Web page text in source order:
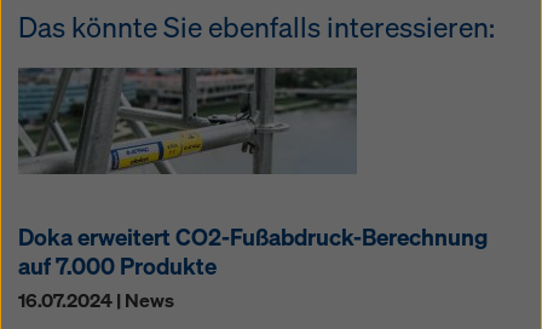
Das könnte Sie ebenfalls interessieren:
Doka erweitert CO2-Fußabdruck-Berechnung
auf 7.000 Produkte
16.07.2024 | News